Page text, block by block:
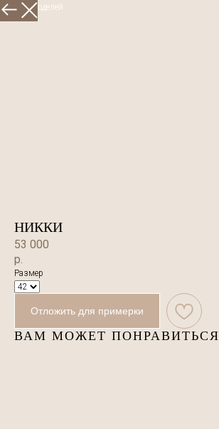
Больше моделей
НИККИ
53 000
р.
Размер
Отложить для примерки
ВАМ МОЖЕТ ПОНРАВИТЬСЯ